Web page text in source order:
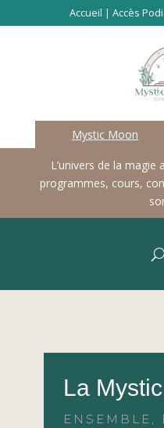
Accueil |Accès
Mystic Moon
L’univers de la
programmes, cours,
La
ENSEMBLE,